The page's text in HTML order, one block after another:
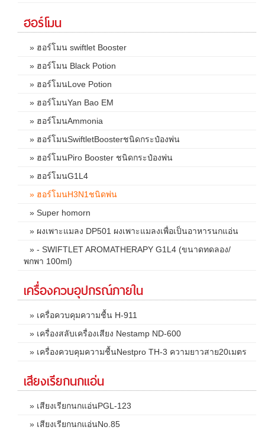
ฮอร์โมน
» ฮอร์โมน swiftlet Booster
» ฮอร์โมน Black Potion
» ฮอร์โมนLove Potion
» ฮอร์โมนYan Bao EM
» ฮอร์โมนAmmonia
» ฮอร์โมนSwiftletBoosterชนิดกระป๋องพ่น
» ฮอร์โมนPiro Booster ชนิดกระป๋องพ่น
» ฮอร์โมนG1L4
» ฮอร์โมนH3N1ชนิดพ่น
» Super homorn
» ผงเพาะแมลง DP501 ผงเพาะแมลงเพื่อเป็นอาหารนกแอ่น
» - SWIFTLET AROMATHERAPY G1L4 (ขนาดทดลอง/
พกพา 100ml)
เครื่องควบอุปกรณ์ภายใน
» เครื่อควบคุมความชื้น H-911
» เครื่องสลับเครื่องเสียง Nestamp ND-600
» เครื่องควบคุมความชื้นNestpro TH-3 ความยาวสาย20เมตร
เสียงเรียกนกแอ่น
» เสียงเรียกนกแอ่นPGL-123
» เสียงเรียกนกแอ่นNo.85